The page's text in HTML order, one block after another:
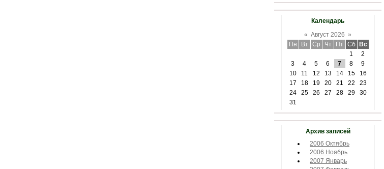
Календарь
« Август 2026 »
Пн
Вт Ср Чт Пт Сб
Вс
1
2
3
4 5 6 7 8
9
10
11 12 13 14 15
16
17
18 19 20 21 22
23
24
25 26 27 28 29
30
31
Архив записей
2006 Октябрь
2006 Ноябрь
2007 Январь